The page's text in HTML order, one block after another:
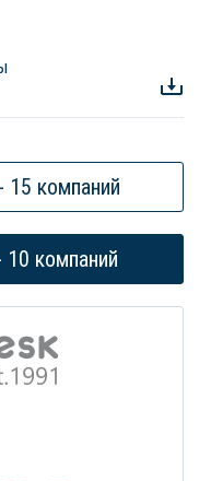
15 компаний
компаний